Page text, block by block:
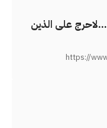
على الذين
https://